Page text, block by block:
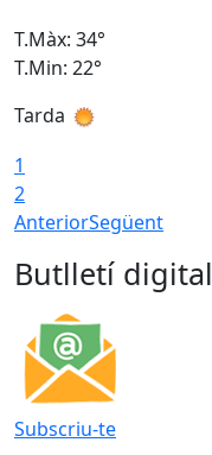
T.Màx: 34°
T.Min: 22°
Tarda
1
2
AnteriorSegüent
Butlletí digital
Subscriu-te